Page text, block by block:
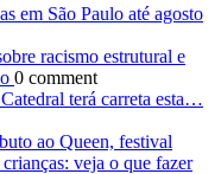
em São Paulo até agosto
racismo estrutural e
0 comment
terá carreta esta…
ao Queen, festival
veja o que fazer